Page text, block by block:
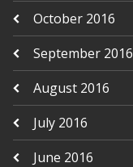
October 2016
September 2016
August 2016
July 2016
June 2016